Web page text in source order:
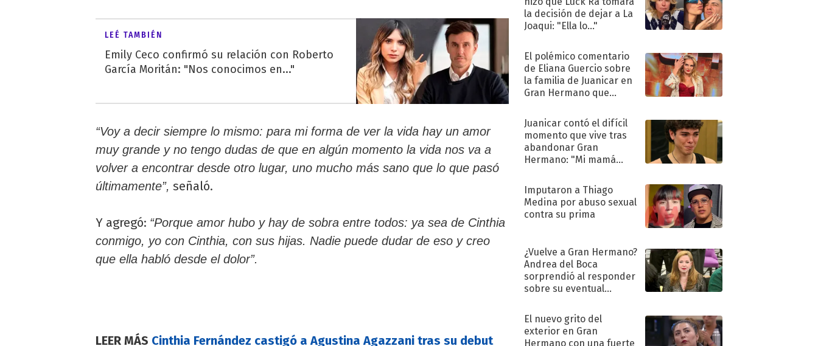
LEÉ TAMBIÉN
Emily Ceco confirmó su relación con Roberto
García Moritán: "Nos conocimos en..."
“Voy a decir siempre lo mismo: para mi forma de ver la vida hay un amor
muy grande y no tengo dudas de que en algún momento la vida nos va a
volver a encontrar desde otro lugar, uno mucho más sano que lo que pasó
últimamente”, señaló.
Y agregó: “Porque amor hubo y hay de sobra entre todos: ya sea de Cinthia
conmigo, yo con Cinthia, con sus hijas. Nadie puede dudar de eso y creo
que ella habló desde el dolor”.
LEER MÁS Cinthia Fernández castigó a Agustina Agazzani tras su debut
la decisión de dejar a La
Joaqui: "Ella lo..."
El polémico comentario
de Eliana Guercio sobre
la familia de Juanicar en
Gran Hermano que
Juanicar contó el difícil
momento que vive tras
abandonar Gran
Hermano: "Mi mamá
Imputaron a Thiago
Medina por abuso sexual
contra su prima
¿Vuelve a Gran Hermano?
Andrea del Boca
sorprendió al responder
sobre su eventual
El nuevo grito del
exterior en Gran
Hermano con una fuerte